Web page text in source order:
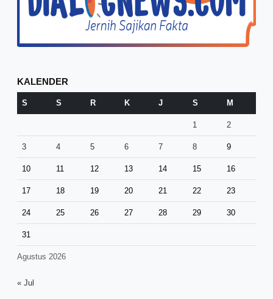
KALENDER
Agustus 2026
S S R K J S M
1 2
3 4 5 6 7 8 9
10 11 12 13 14 15 16
17 18 19 20 21 22 23
24 25 26 27 28 29 30
31
« Jul